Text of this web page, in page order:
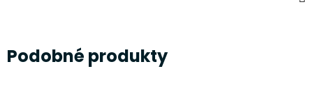
Podobné produkty